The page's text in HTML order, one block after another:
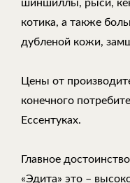
шиншиллы, рыси,
котика, а также
дубленой кожи,
Цены от
конечного
Ессентуках.
Главное
«Эдита» это –